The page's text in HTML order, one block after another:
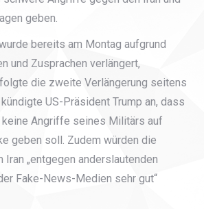
geben.
bereits am Montag aufgrund
und Zusprachen verlängert,
die zweite Verlängerung seitens
US-Präsident Trump an, dass
Angriffe seines Militärs auf
geben soll. Zudem würden die
Iran „entgegen anderslautenden
Fake-News-Medien sehr gut“